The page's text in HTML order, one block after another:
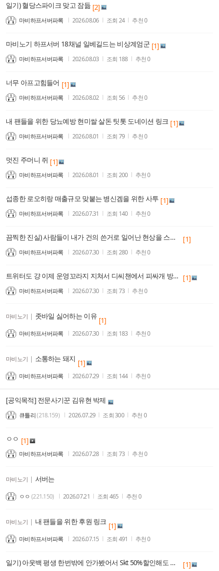
일기) 혈당스파이크 맞고 잠듦 [2]
마비하프서버파록 2026.08.06 조회 24 추천0
마비노기 하프서버 18채널 일베길드는 비상계엄군 [1]
마비하프서버파록 2026.08.03 조회 188 추천0
너무 아프고힘들어 [1]
마비하프서버파록 2026.08.02 조회 56 추천0
내 팬들을 위한 당뇨예방 현미쌀 살돈 팃톳 도네이션 링크 [1]
마비하프서버파록 2026.08.01 조회 79 추천0
멋진 주머니 쥐 [1]
마비하프서버파록 2026.08.01 조회 200 추천0
섭종한 로오히랑 매출규모 맞붙는 병신겜을 위한 사투 [1]
마비하프서버파록 2026.07.31 조회 140 추천0
끔찍한 진실) 사람들이 내가 건의 쓴거로 일어난 현상을 스킬추가 밸패 주기나 관리로 착각한다 [1]
마비하프서버파록 2026.07.30 조회 280 추천0
트위터도 걍 이제 운영꼬라지 지쳐서 디씨챈에서 피싸개 방역이라면서 억지 여자 배척 떡밥일으키는거 물지나 않으면 버틴다하네 [1]
마비하프서버파록 2026.07.30 조회 73 추천0
마비노기 | 좃바일 싫어하는 이유 [1]
마비하프서버파록 2026.07.30 조회 183 추천0
마비노기 | 소통하는 돼지 [1]
마비하프서버파록 2026.07.29 조회 144 추천0
[공익목적] 전문사기꾼 김유현 박제
큐틀리(218.159) 2026.07.29 조회300 추천 0
ㅇㅇ [1]
마비하프서버파록 2026.07.28 조회 73 추천0
마비노기 | 서버는
ㅇㅇ (221.150) 2026.07.21 조회 465 추천 0
마비노기 | 내 팬들을 위한 후원 링크 [1]
마비하프서버파록 2026.07.15 조회 491 추천0
일기) 아웃백 평생 한번밖에 안가봤어서 Skt 50%할인해도 잘몰라서 안감 [1]